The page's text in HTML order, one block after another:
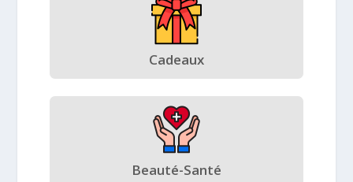
Cadeaux
Beauté-Santé